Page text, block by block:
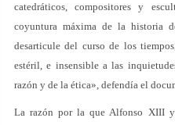
catedráticos, compositores y
coyuntura máxima de la historia
desarticule del curso de los
estéril, e insensible a las
razón y de la ética», defendía el
La razón por la que Alfonso XIII